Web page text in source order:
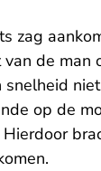
zag
de man
op de